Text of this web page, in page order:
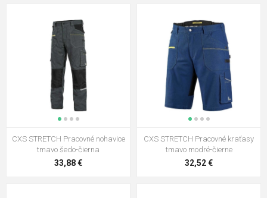
CXS STRETCH Pracovné nohavice
stredne modré-čierne
33,88 €
CXS PHOENIX MONETA Dámske
pracovné nohavice šedo / čierné
CXS PHOENIX CRONOS Pracovné
CXS STRETCH Pracovné nohavice
tmavo šedo-čierna
33,88 €
CXS STRETCH Pracovné kraťasy
tmavo modré-čierne
32,52 €